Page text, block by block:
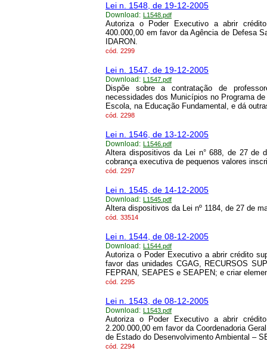
Lei n. 1548, de 19-12-2005
Download: L1548.pdf
Autoriza o Poder Executivo a abrir
400.000,00 em favor da Agência de Defesa
IDARON.
cód. 2299
Lei n. 1547, de 19-12-2005
Download: L1547.pdf
Dispõe sobre a contratação de
necessidades dos Municípios no Programa
Escola, na Educação Fundamental, e dá
cód. 2298
Lei n. 1546, de 13-12-2005
Download: L1546.pdf
Altera dispositivos da Lei n° 688, de 27 de
cobrança executiva de pequenos valores
cód. 2297
Lei n. 1545, de 14-12-2005
Download: L1545.pdf
Altera dispositivos da Lei nº 1184, de 27 de
cód. 33514
Lei n. 1544, de 08-12-2005
Download: L1544.pdf
Autoriza o Poder Executivo a abrir crédito
favor das unidades CGAG, RECURSOS
FEPRAN, SEAPES e SEAPEN; e criar
cód. 2295
Lei n. 1543, de 08-12-2005
Download: L1543.pdf
Autoriza o Poder Executivo a abrir
2.200.000,00 em favor da Coordenadoria
de Estado do Desenvolvimento Ambiental –
cód. 2294